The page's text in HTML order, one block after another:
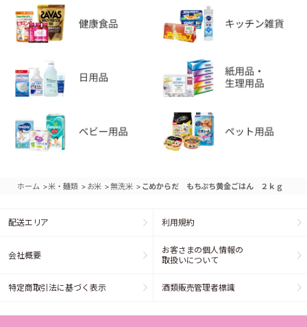
ホーム >米・麺類 > お米 >無洗米 > こめからだ もちぷち黄金ごはん ２ｋｇ
配送エリア 利用規約
会社概要
お客さまの個人情報の
取扱いについて
特定商取引法に基づく表示 酒類販売管理者標識